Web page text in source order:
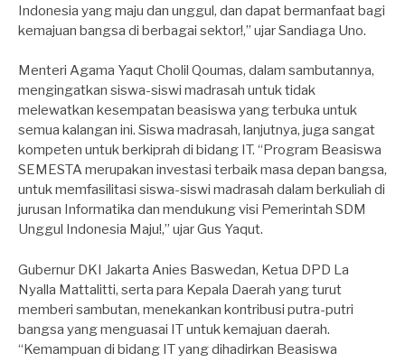
Indonesia yang maju dan unggul, dan dapat bermanfaat bagi
kemajuan bangsa di berbagai sektor!,” ujar Sandiaga Uno.
Menteri Agama Yaqut Cholil Qoumas, dalam sambutannya,
mengingatkan siswa-siswi madrasah untuk tidak
melewatkan kesempatan beasiswa yang terbuka untuk
semua kalangan ini. Siswa madrasah, lanjutnya, juga sangat
kompeten untuk berkiprah di bidang IT. “Program Beasiswa
SEMESTA merupakan investasi terbaik masa depan bangsa,
untuk memfasilitasi siswa-siswi madrasah dalam berkuliah di
jurusan Informatika dan mendukung visi Pemerintah SDM
Unggul Indonesia Maju!,” ujar Gus Yaqut.
Gubernur DKI Jakarta Anies Baswedan, Ketua DPD La
Nyalla Mattalitti, serta para Kepala Daerah yang turut
memberi sambutan, menekankan kontribusi putra-putri
bangsa yang menguasai IT untuk kemajuan daerah.
“Kemampuan di bidang IT yang dihadirkan Beasiswa